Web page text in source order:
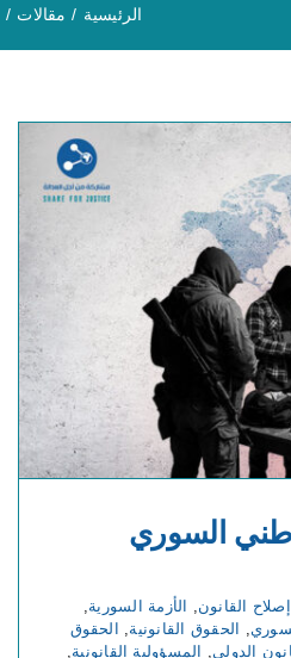
الرئيسية مقالات
السوري
إصلاح القانون, الأزمة السورية,
, الحقوق القانونية, الحقوق
الدولي, المسؤولية القانونية,